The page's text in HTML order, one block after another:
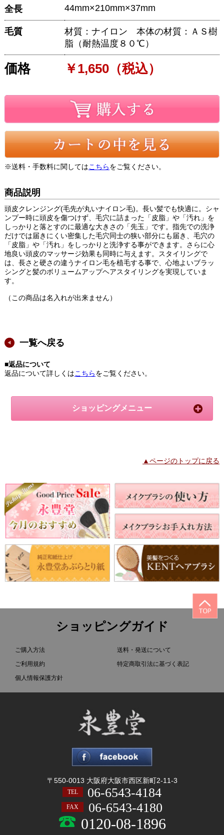
全長 44mm×210mm×37mm
毛質
材質：ナイロン 本体の材質：ＡＳ樹
脂（耐熱温度８０℃）
価格 ￥1,650（税込）
※送料・手数料に関してはこちらをご覧ください。
商品説明
頭皮クレンジング(毛先が丸いナイロン毛)。長い髪でも快適に。シャ
ンプー時に頭皮を傷つけず、毛穴に詰まった「皮脂」や「汚れ」を
しっかりと落とすのに最適な大きさの「先玉」です。指先での洗浄
だけでは届きにくい密集した毛穴同士の狭い部分にも届き、毛穴の
「皮脂」や「汚れ」をしっかりと洗浄する事ができます。さらに心
地良い頭皮のマッサージ効果も同時に与えます。スタイリングで
は、長さと硬さの違うナイロン毛を植毛する事で、心地よいブラッ
シングと髪のボリュームアップヘアスタイリングを実現していま
す。
（この商品は名入れが出来ません）
一覧へ戻る
■返品について
返品について詳しくはこちらをご覧ください。
ショッピングメニュー
▲ページのトップに戻る
ショッピングガイド
ご購入方法
ご利用規約
個人情報保護方針
送料・発送について
特定商取引法に基づく表記
〒550-0013 大阪府大阪市西区新町2-11-3
TEL 06-6543-4184
FAX 06-6543-4180
0120-08-1896